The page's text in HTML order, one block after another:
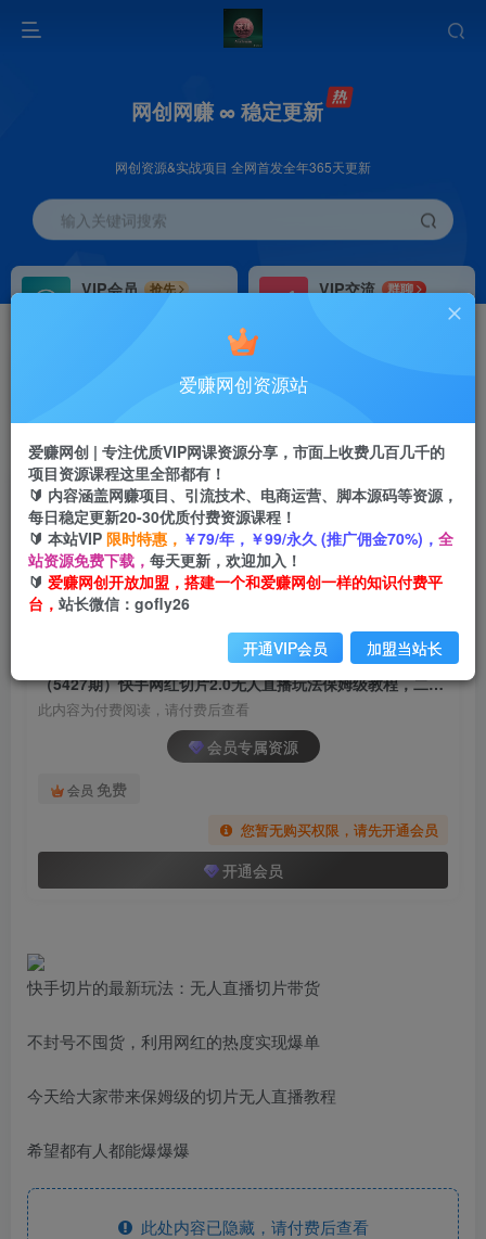
网创网赚 ∞ 稳定更新
网创资源&实战项目 全网首发全年365天更新
输入关键词搜索
VIP会员
抢先
VIP交流
群聊
研究探讨更多创业项目路子。
会员专属推广链接
首页 创业课程 会员专属 正文
（5427期）快手网红切片2.0无人直播玩法保姆级
教程，二驴的独家授权
爱赚网创
2年前发布
关注 私信
（5427期）快手网红切片2.0无人直播玩法保姆级教程，二驴的独家授权
此内容为付费阅读，请付费后查看
会员专属资源
会员 免费
您暂无购买权限，请先开通会员
开通会员
快手切片的最新玩法：无人直播切片带货
不封号不囤货，利用网红的热度实现爆单
今天给大家带来保姆级的切片无人直播教程
希望都有人都能爆爆爆
此处内容已隐藏，请付费后查看
爱赚网创资源站
爱赚网创 | 专注优质VIP网课资源分享，市面上收费几百几千的
项目资源课程这里全部都有！
🔰 内容涵盖网赚项目、引流技术、电商运营、脚本源码等资源，
每日稳定更新20-30优质付费资源课程！
🔰 本站VIP 限时特惠， ￥79/年，￥99/永久 (推广佣金70%)， 全
站资源免费下载， 每天更新，欢迎加入！
🔰 爱赚网创开放加盟，搭建一个和爱赚网创一样的知识付费平
台， 站长微信：gofly26
开通VIP会员 加盟当站长